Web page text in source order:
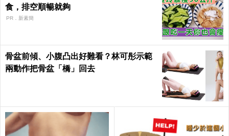
食，排空順暢就夠
PR．新素簡
骨盆前傾、小腹凸出好難看？林可彤示範
兩動作把骨盆「橋」回去